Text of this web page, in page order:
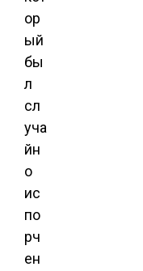
ор
ый
бы
л
сл
уча
йн
о
ис
по
рч
ен